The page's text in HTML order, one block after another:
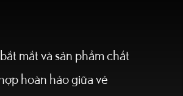
mắt và sản phẩm chất
hoàn hảo giữa vẻ